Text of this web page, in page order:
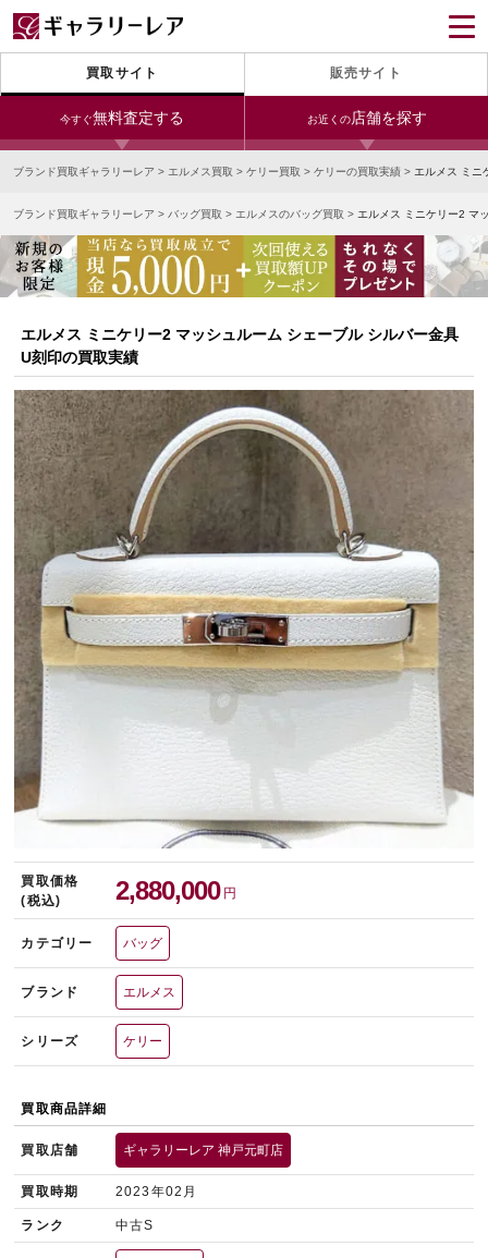
買取サイト 販売サイト
今すぐ無料査定する お近くの店舗を探す
24時間受付（対応時間10:00～19:00）
宅配買取を申し込む
無料の宅配キットをお届けします
今すぐ電話査定
受付時間 10:00～19:00
銀座本店 青山表参道店 新宿東口店
小田急新宿店 LAB東京 名古屋大須店
なんば店
中野ブロードウェイ
宅配買取を申し込む
無料の宅配キットをお届けします
ブランド買取ギャラリーレア > エルメス買取 > ケリー買取 > ケリーの買取実績 > エルメス ミニ
ブランド買取ギャラリーレア > バッグ買取 > エルメスのバッグ買取 > エルメス ミニケリー2 マ
エルメス ミニケリー2 マッシュルーム シェーブル シルバー金具
U刻印の買取実績
買取価格
(税込)
2,880,000 円
カテゴリー バッグ
ブランド エルメス
シリーズ ケリー
買取商品詳細
買取店舗 ギャラリーレア 神戸元町店
買取時期 2023年02月
ランク 中古S